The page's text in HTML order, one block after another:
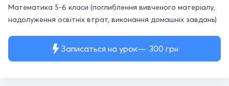
Записаться на урок 300 грн
Математика 5-6 класи (поглиблення вивченого матеріалу,
надолуження освітніх втрат, виконання домашніх завдань)